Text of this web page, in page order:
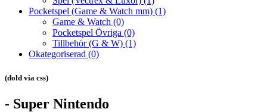
Pocketspel (Game & Watch mm) (1)
Game & Watch (0)
Pocketspel Övriga (0)
Tillbehör (G & W) (1)
Okategoriserad (0)
(dold via css)
- Super Nintendo